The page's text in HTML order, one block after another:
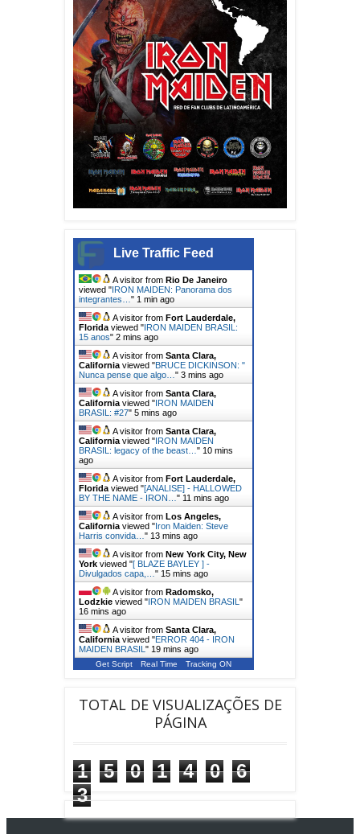
Live Traffic Feed
A visitor from Rio De Janeiro
viewed "IRON MAIDEN: Panorama dos
integrantes… " 1 min ago
A visitor from Fort Lauderdale,
Florida viewed "IRON MAIDEN BRASIL:
15 anos" 2 mins ago
A visitor from Santa Clara,
California viewed "BRUCE DICKINSON: "
Nunca pense que algo… " 3 mins ago
A visitor from Santa Clara,
California viewed "IRON MAIDEN
BRASIL: #27" 5 mins ago
A visitor from Santa Clara,
California viewed "IRON MAIDEN
BRASIL: legacy of the beast… " 10 mins
ago
A visitor from Fort Lauderdale,
Florida viewed "[ANALISE] - HALLOWED
BY THE NAME - IRON… " 11 mins ago
A visitor from Los Angeles,
California viewed "Iron Maiden: Steve
Harris convida… " 13 mins ago
A visitor from New York City, New
York viewed "[ BLAZE BAYLEY ] -
Divulgados capa,… " 15 mins ago
A visitor from Radomsko,
Lodzkie viewed "IRON MAIDEN BRASIL "
16 mins ago
A visitor from Santa Clara,
California viewed "ERROR 404 - IRON
MAIDEN BRASIL " 19 mins ago
Get Script Real Time Tracking ON
TOTAL DE VISUALIZAÇÕES DE
PÁGINA
1 5 0 1 4 0
6
3